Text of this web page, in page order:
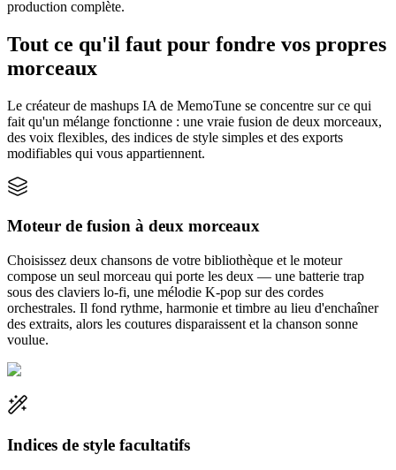
production complète.
Tout ce qu'il faut pour fondre vos propres
morceaux
Le créateur de mashups IA de MemoTune se concentre sur ce qui
fait qu'un mélange fonctionne : une vraie fusion de deux morceaux,
des voix flexibles, des indices de style simples et des exports
modifiables qui vous appartiennent.
Moteur de fusion à deux morceaux
Choisissez deux chansons de votre bibliothèque et le moteur
compose un seul morceau qui porte les deux — une batterie trap
sous des claviers lo-fi, une mélodie K-pop sur des cordes
orchestrales. Il fond rythme, harmonie et timbre au lieu d'enchaîner
des extraits, alors les coutures disparaissent et la chanson sonne
voulue.
Indices de style facultatifs